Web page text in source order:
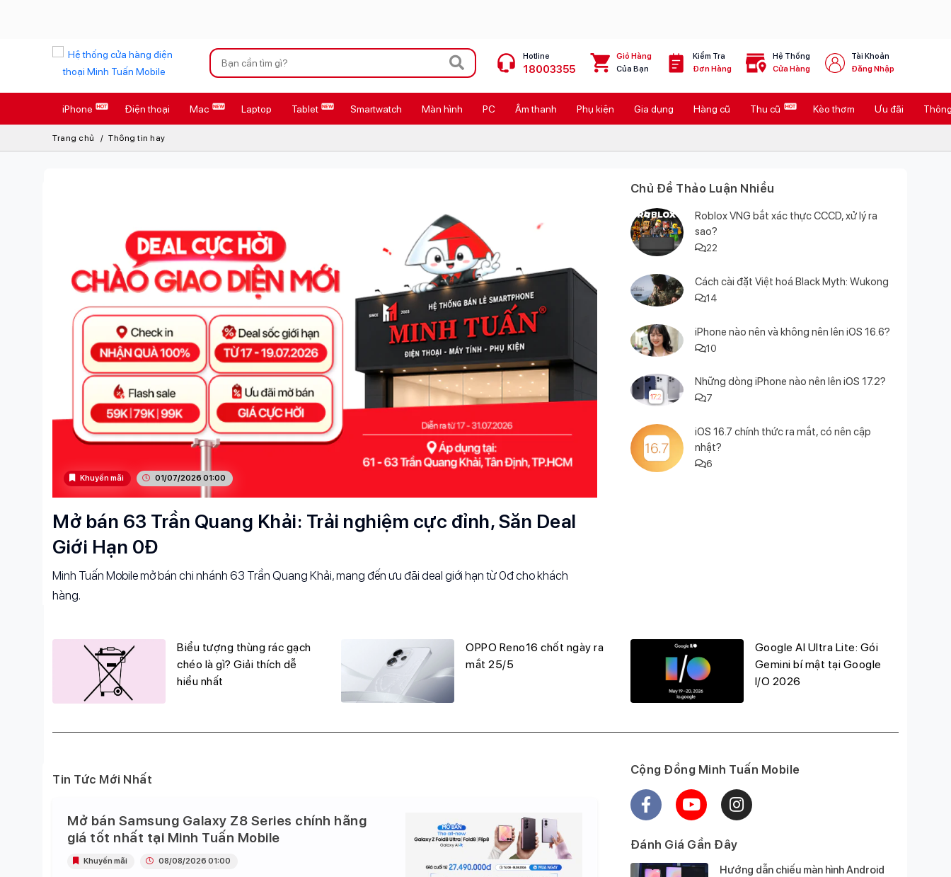
Xu hướng tìm kiếm
iPhone 17 Pro Max
AirTag 2 Mới Galaxy Z8 Series
Osmo Pocket 4 Ốp lưng Apple
Loa Marshall Cốc sạc Apple
Hotline
18003355
Giỏ Hàng
Của Bạn
Kiểm Tra
Đơn Hàng
Hệ Thống
Cửa Hàng
Tài Khoản
Đăng Nhập
iPhone Điện thoại Mac Laptop Tablet Smartwatch Màn hình PC Âm thanh Phụ kiện Gia dụng Hàng cũ Thu cũ Kèo thơm Ưu đãi
Trang chủ Thông tin hay
Khuyến mãi 01/07/2026 01:00
Mở bán 63 Trần Quang Khải: Trải nghiệm cực đỉnh, Săn Deal
Giới Hạn 0Đ
Minh Tuấn Mobile mở bán chi nhánh 63 Trần Quang Khải, mang đến ưu đãi deal giới hạn từ 0đ cho khách
hàng.
Chủ Đề Thảo Luận Nhiều
Roblox VNG bắt xác thực CCCD, xử lý ra
sao?
22
Cách cài đặt Việt hoá Black Myth: Wukong
14
iPhone nào nên và không nên lên iOS 16.6?
10
Những dòng iPhone nào nên lên iOS 17.2?
7
iOS 16.7 chính thức ra mắt, có nên cập
nhật?
6
Biểu tượng thùng rác gạch
chéo là gì? Giải thích dễ
hiểu nhất
OPPO Reno16 chốt ngày ra
mắt 25/5
Google AI Ultra Lite: Gói
Gemini bí mật tại Google
I/O 2026
Tin Tức Mới Nhất
Mở bán Samsung Galaxy Z8 Series chính hãng
giá tốt nhất tại Minh Tuấn Mobile
Khuyến mãi 08/08/2026 01:00
Cộng Đồng Minh Tuấn Mobile
Đánh Giá Gần Đây
Hướng dẫn chiếu màn hình Android